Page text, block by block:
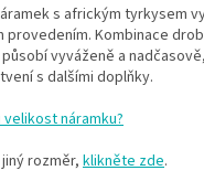
s africkým tyrkysem
provedením. Kombinace
vyváženě a
s dalšími doplňky.
náramku?
rozměr, klikněte zde.